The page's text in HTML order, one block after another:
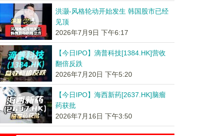
洪灏-风格轮动开始发生 韩国股市已经
见顶
2026年7月9日 下午6:17
【今日IPO】滴普科技[1384.HK]营收
翻倍反跌
2026年7月20日 下午5:20
【今日IPO】海西新药[2637.HK]脑瘤
药获批
2026年7月16日 下午3:50